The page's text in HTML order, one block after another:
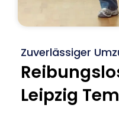
Zuverlässiger
Leipzig